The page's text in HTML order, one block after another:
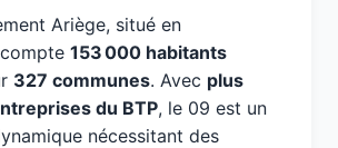
Ariège, situé en
153 000 habitants
327 communes. Avec plus
du BTP, le 09 est un
nécessitant des